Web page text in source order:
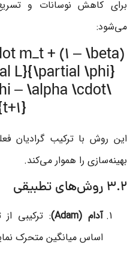
برای کاهش نوسانات و
می‌شود:
m_t + (1 – \beta)
L}{\partial \phi}
– \alpha \cdot
این روش با ترکیب گرادیان
بهینه‌سازی را هموار می‌کند.
۳.۲ روش‌های تطبیقی
آدام (Adam)
: ترکیبی از
اساس میانگین متحرک